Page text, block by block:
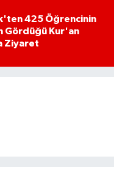
425 Öğrencinin
Gördüğü Kur'an
Ziyaret